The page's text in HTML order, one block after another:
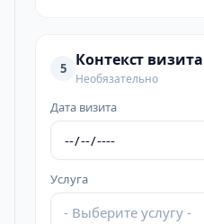
5 Контекст визита
Необязательно
Дата визита
Услуга
- Выберите услугу -